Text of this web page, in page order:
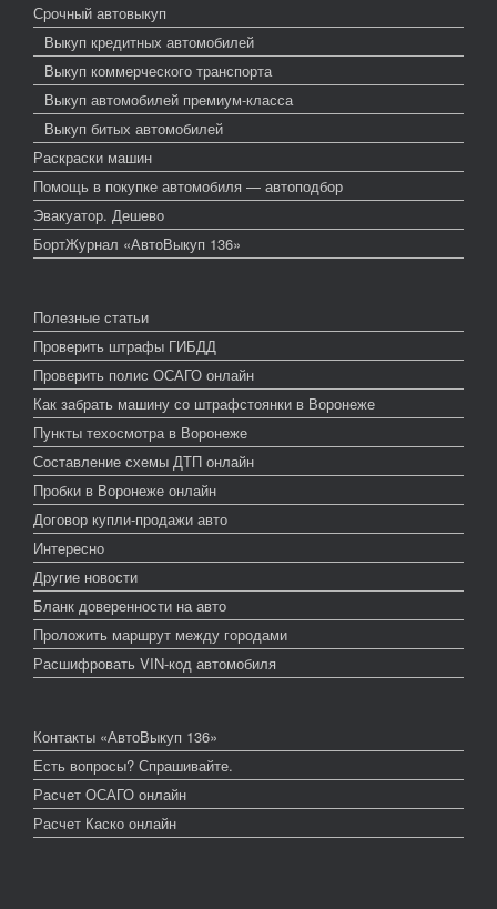
Срочный автовыкуп
Выкуп кредитных автомобилей
Выкуп коммерческого транспорта
Выкуп автомобилей премиум-класса
Выкуп битых автомобилей
Раскраски машин
Помощь в покупке автомобиля — автоподбор
Эвакуатор. Дешево
БортЖурнал «АвтоВыкуп 136»
Полезные статьи
Проверить штрафы ГИБДД
Проверить полис ОСАГО онлайн
Как забрать машину со штрафстоянки в Воронеже
Пункты техосмотра в Воронеже
Составление схемы ДТП онлайн
Пробки в Воронеже онлайн
Договор купли-продажи авто
Интересно
Другие новости
Бланк доверенности на авто
Проложить маршрут между городами
Расшифровать VIN-код автомобиля
Контакты «АвтоВыкуп 136»
Есть вопросы? Спрашивайте.
Расчет ОСАГО онлайн
Расчет Каско онлайн